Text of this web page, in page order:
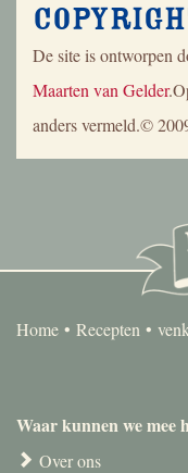
De site is ontworpen
Maarten van Gelder
anders vermeld.©
Home Recepten
Waar kunnen we mee
Over ons